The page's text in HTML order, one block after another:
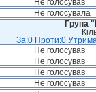
Не голосував
Не голосувала
Група
За:0 Проти:0
Не голосував
Не голосував
Не голосував
Не голосував